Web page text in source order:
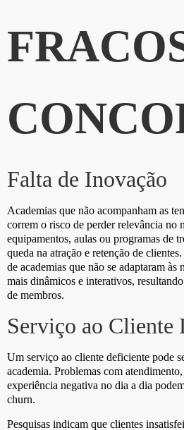
Falta de Inovação
Academias que não acompanham as
correm o risco de perder relevância no
equipamentos, aulas ou programas de
queda na atração e retenção de
de academias que não se adaptaram às
mais dinâmicos e interativos,
de membros.
Serviço ao Cliente
Um serviço ao cliente deficiente pode
academia. Problemas com
experiência negativa no dia a dia
churn.
Pesquisas indicam que clientes